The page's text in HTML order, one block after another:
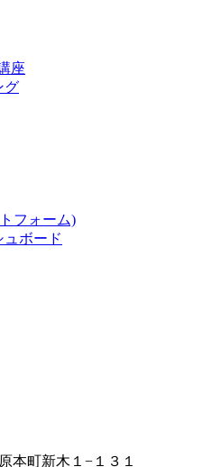
座
グ
フォーム)
ボード
本町新木１−１３１